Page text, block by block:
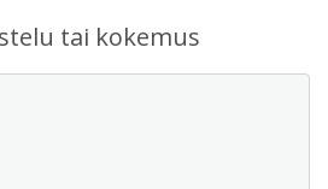
tai kokemus